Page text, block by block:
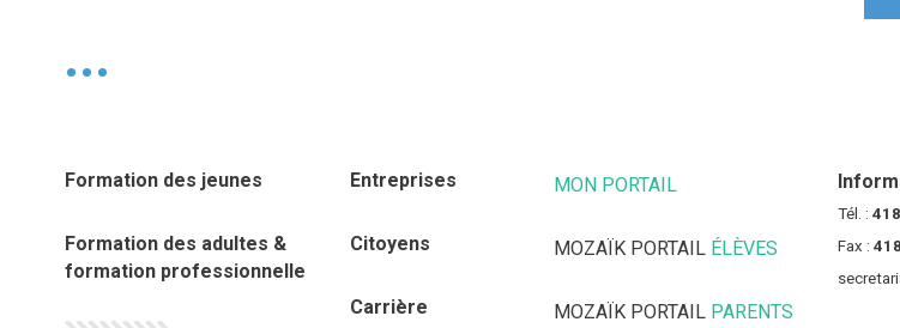
•
Formation des jeunes
Formation des adultes &
formation professionnelle
Entreprises
Citoyens
Carrière
MON PORTAIL(CE LIEN OUVRE DANS
MOZAÏK PORTAIL ÉLÈVES (CE LIEN
MOZAÏK PORTAIL PARENTS
Tél. :
Fax :